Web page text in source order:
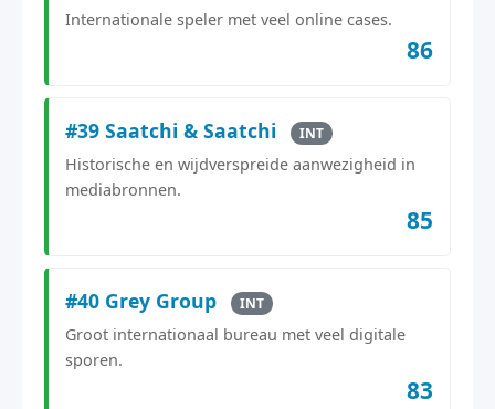
Internationale speler met veel online cases.
86
#39 Saatchi & Saatchi INT
Historische en wijdverspreide aanwezigheid in
mediabronnen.
85
#40 Grey Group INT
Groot internationaal bureau met veel digitale
sporen.
83